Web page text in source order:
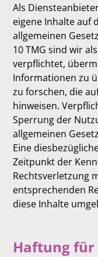
Als
eigene Inhalte auf
allgemeinen
10 TMG sind wir
verpflichtet,
Informationen zu
zu forschen, die
hinweisen.
Sperrung der
allgemeinen
Eine
Zeitpunkt der
Rechtsverletzung
entsprechenden
diese Inhalte
Haftung für